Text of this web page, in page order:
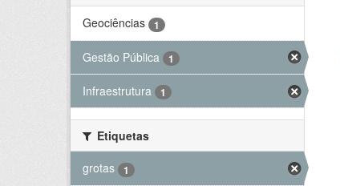
Geociências
1
Gestão Pública 1
Infraestrutura 1
Etiquetas
grotas
1